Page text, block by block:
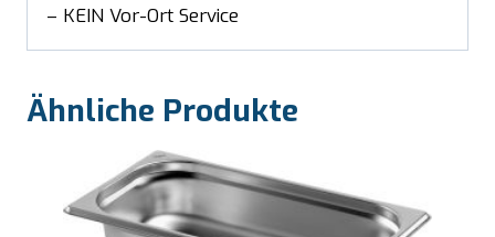
– KEIN Vor-Ort Service
Ähnliche Produkte